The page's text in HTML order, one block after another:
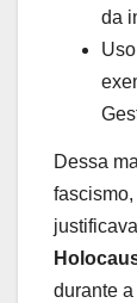
da
Dessa
durante